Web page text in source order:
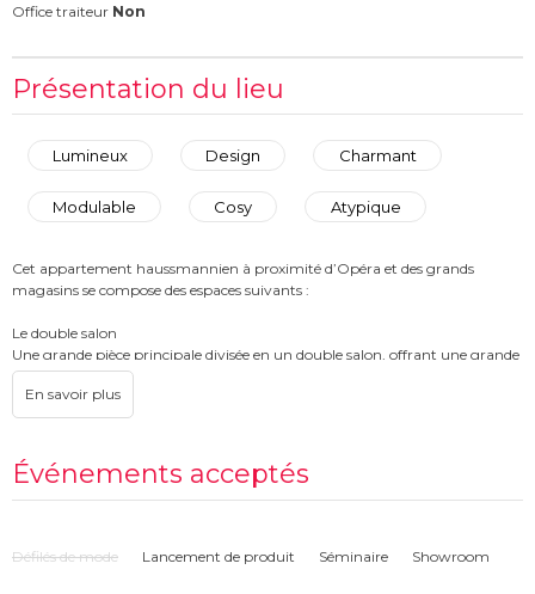
Office traiteur Non
Présentation du lieu
Lumineux Design Charmant
Modulable Cosy Atypique
Cet appartement haussmannien à proximité d’Opéra et des grands
magasins se compose des espaces suivants :
Le double salon
Une grande pièce principale divisée en un double salon, offrant une grande
modularité selon vos évènements
La cuisine
pour 12 personnes et d’un mur ardoise
Le coin salon
double salon
Événements acceptés
Défilés de mode Lancement de produit Séminaire Showroom